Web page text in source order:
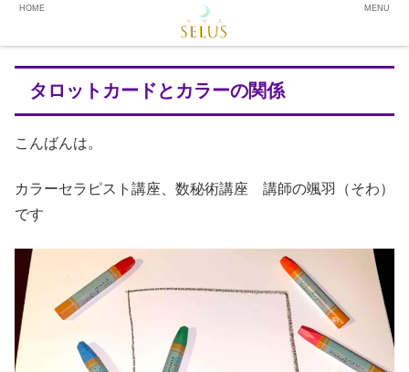
タロットカードとカラーの関係
こんばんは。
カラーセラピスト講座、数秘術講座 講師の颯羽（そわ）
です
HOME MENU